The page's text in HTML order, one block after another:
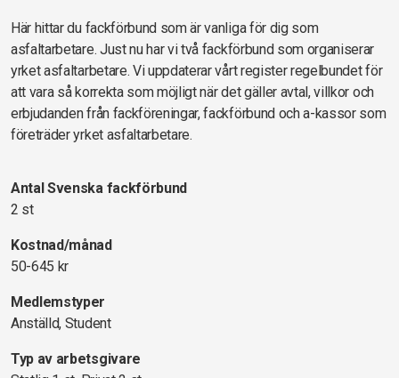
Här hittar du fackförbund som är vanliga för dig som
asfaltarbetare. Just nu har vi två fackförbund som organiserar
yrket asfaltarbetare. Vi uppdaterar vårt register regelbundet för
att vara så korrekta som möjligt när det gäller avtal, villkor och
erbjudanden från fackföreningar, fackförbund och a-kassor som
företräder yrket asfaltarbetare.
Antal Svenska fackförbund
2 st
Kostnad/månad
50-645 kr
Medlemstyper
Anställd, Student
Typ av arbetsgivare